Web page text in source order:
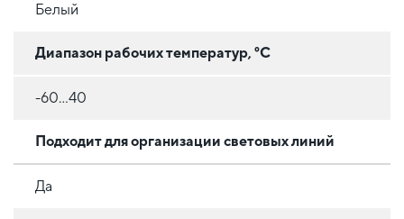
Белый
Диапазон рабочих температур, °C
-60…40
Подходит для организации световых линий
Да